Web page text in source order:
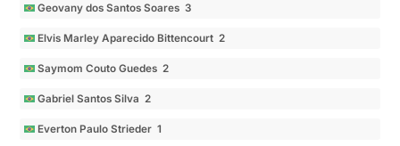
Geovany dos Santos Soares 3
Elvis Marley Aparecido Bittencourt 2
Saymom Couto Guedes 2
Gabriel Santos Silva 2
Everton Paulo Strieder 1